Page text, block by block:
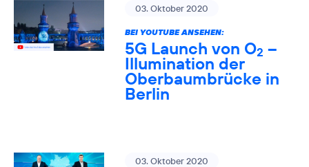
03. Oktober 2020
BEI YOUTUBE ANSEHEN:
5G Launch von O2 –
Illumination der
Oberbaumbrücke in
Berlin
03. Oktober 2020